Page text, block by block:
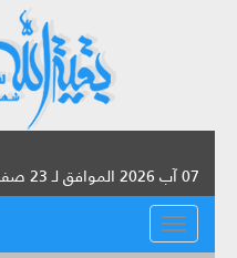
07 آب 2026 الموافق لـ 23 صفر 1448
القائمة